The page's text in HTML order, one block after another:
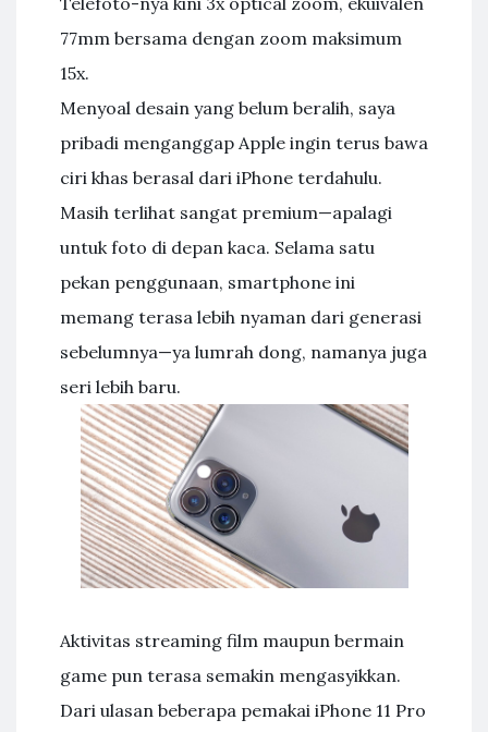
77mm bersama dengan zoom maksimum
15x.
Menyoal desain yang belum beralih, saya
pribadi menganggap Apple ingin terus bawa
ciri khas berasal dari iPhone terdahulu.
Masih terlihat sangat premium—apalagi
untuk foto di depan kaca. Selama satu
pekan penggunaan, smartphone ini
memang terasa lebih nyaman dari generasi
sebelumnya—ya lumrah dong, namanya juga
seri lebih baru.
Aktivitas streaming film maupun bermain
game pun terasa semakin mengasyikkan.
Dari ulasan beberapa pemakai iPhone 11 Pro